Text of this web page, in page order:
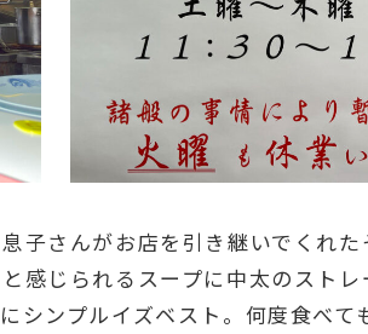
子さんがお店を引き継いでくれた
感じられるスープに中太のスト
シンプルイズベスト。何度食べて